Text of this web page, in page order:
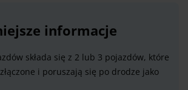
informacje
składa się z 2 lub 3 pojazdów, które
i poruszają się po drodze jako